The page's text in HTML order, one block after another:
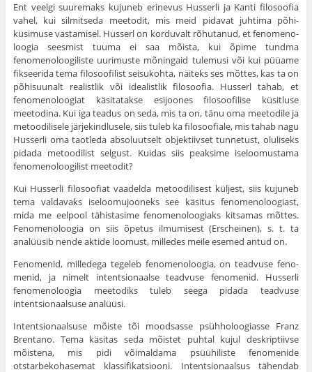
Ent veelgi suuremaks kujuneb erinevus Husserli ja Kanti filo­soofia
vahel, kui silmitseda meetodit, mis meid pidavat juhtima põhi­
küsimuse vastamisel. Husserl on korduvalt rõhutanud, et fenomeno­
loogia seesmist tuuma ei saa mõista, kui õpime tundma
fenomenoloo­giliste uurimuste mõningaid tulemusi või kui püüame
fikseerida tema filosoofilist seisukohta, näiteks ses mõttes, kas ta on
põhisuunalt realistlik või idealistlik filosoofia. Husserl tahab, et
fenomenoloogiat käsitatakse esijoones filosoofilise küsitluse
meetodina. Kui iga teadus on seda, mis ta on, tänu oma meetodile ja
metoodilisele järjekindlusele, siis tuleb ka filosoofiale, mis tahab nagu
Husserli oma taotleda absoluutselt objektiivset tunnetust, oluliseks
pidada metoo­dilist selgust. Kuidas siis peaksime iseloomustama
fenomenoloo­gilist meetodit?
Kui Husserli filosoofiat vaadelda metoodilisest küljest, siis kuju­neb
tema valdavaks iseloomujooneks see käsitus fenomenoloogiast,
mida me eelpool tähistasime fenomenoloogiaks kitsamas mõttes.
Fenomenoloogia on siis õpetus ilmumisest (Erscheinen), s. t. ta
analüüsib nende aktide loomust, milledes meile esemed antud on.
Fenomenid, milledega tegeleb fenomenoloogia, on teadvuse feno­
menid, ja nimelt intentsionaalse teadvuse fenomenid. Hus­serli
fenomenoloogia meetodiks tuleb seega pidada teadvuse
intentsionaalsuse analüüsi.
Intentsionaalsuse mõiste tõi moodsasse psühholoogiasse Franz
Brentano. Tema käsitas seda mõistet puhtal kujul deskriptiivse
mõistena, mis pidi võimaldama psüühiliste fenomenide
otstarbekoha­semat klassifikatsiooni. Intentsionaalsus tähendab